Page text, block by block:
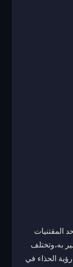
المقتنيات
به،وتختلف
رؤية الحذاء في